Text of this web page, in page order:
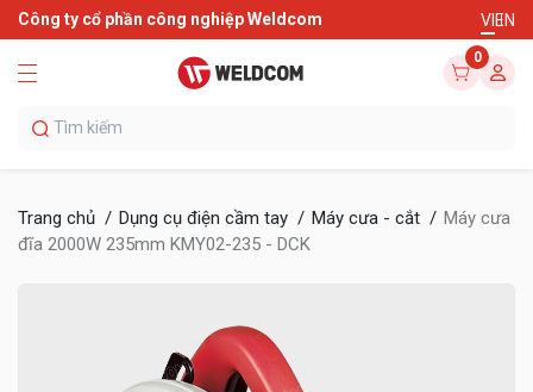
Công ty cổ phần công nghiệp Weldcom VIEN
0
Trang chủ Dụng cụ điện cầm tay Máy cưa - cắt
Máy cưa
đĩa 2000W 235mm KMY02-235 - DCK